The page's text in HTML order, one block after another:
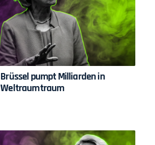
Brüssel pumpt Milliarden in
Weltraumtraum